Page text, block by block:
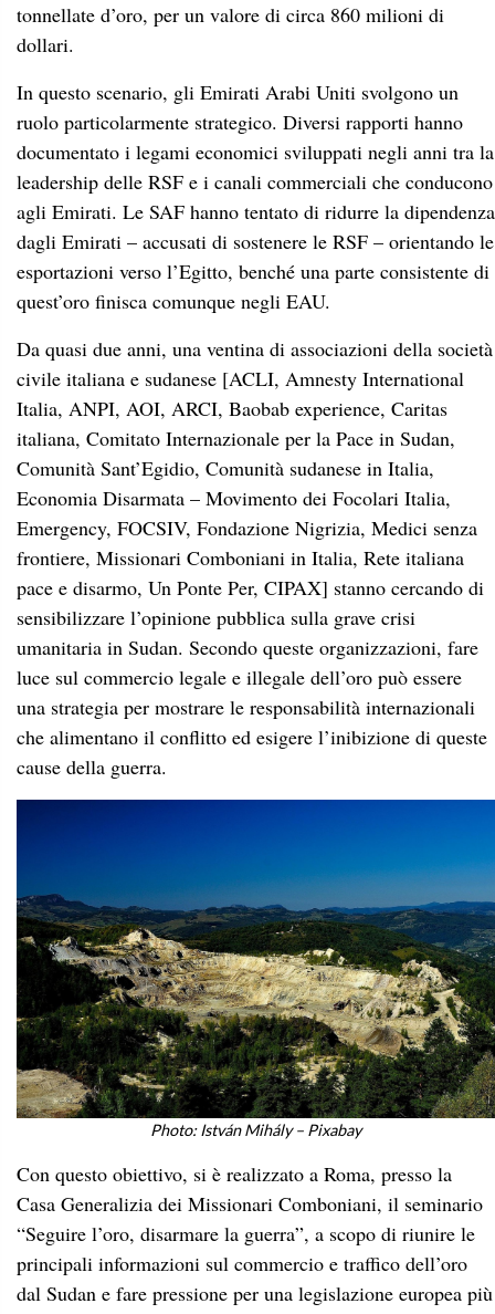
tonnellate d’oro, per un valore di circa 860 milioni di
dollari.
In questo scenario, gli Emirati Arabi Uniti svolgono un
ruolo particolarmente strategico. Diversi rapporti hanno
documentato i legami economici sviluppati negli anni tra la
leadership delle RSF e i canali commerciali che conducono
agli Emirati. Le SAF hanno tentato di ridurre la dipendenza
dagli Emirati – accusati di sostenere le RSF – orientando le
esportazioni verso l’Egitto, benché una parte consistente di
quest’oro finisca comunque negli EAU.
Da quasi due anni, una ventina di associazioni della società
civile italiana e sudanese [ACLI, Amnesty International
Italia, ANPI, AOI, ARCI, Baobab experience, Caritas
italiana, Comitato Internazionale per la Pace in Sudan,
Comunità Sant’Egidio, Comunità sudanese in Italia,
Economia Disarmata – Movimento dei Focolari Italia,
Emergency, FOCSIV, Fondazione Nigrizia, Medici senza
frontiere, Missionari Comboniani in Italia, Rete italiana
pace e disarmo, Un Ponte Per, CIPAX] stanno cercando di
sensibilizzare l’opinione pubblica sulla grave crisi
umanitaria in Sudan. Secondo queste organizzazioni, fare
luce sul commercio legale e illegale dell’oro può essere
una strategia per mostrare le responsabilità internazionali
che alimentano il conflitto ed esigere l’inibizione di queste
cause della guerra.
Photo:István Mihály– Pixabay
Con questo obiettivo, si è realizzato a Roma, presso la
Casa Generalizia dei Missionari Comboniani, il seminario
“Seguire l’oro, disarmare la guerra”, a scopo di riunire le
principali informazioni sul commercio e traffico dell’oro
dal Sudan e fare pressione per una legislazione europea più